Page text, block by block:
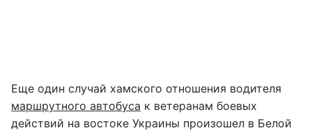
Еще один случай хамского отношения водителя
маршрутного автобуса к ветеранам боевых
действий на востоке Украины произошел в Белой